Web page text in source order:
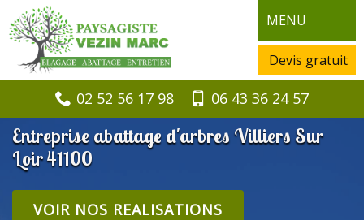
MENU
Devis gratuit
02 52 56 17 98 06 43 36 24 57
Entreprise abattage d'arbres Villiers Sur
Loir 41100
VOIR NOS REALISATIONS